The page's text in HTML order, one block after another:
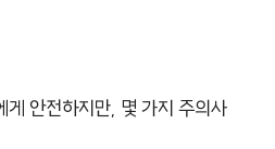
게 안전하지만, 몇 가지 주의사